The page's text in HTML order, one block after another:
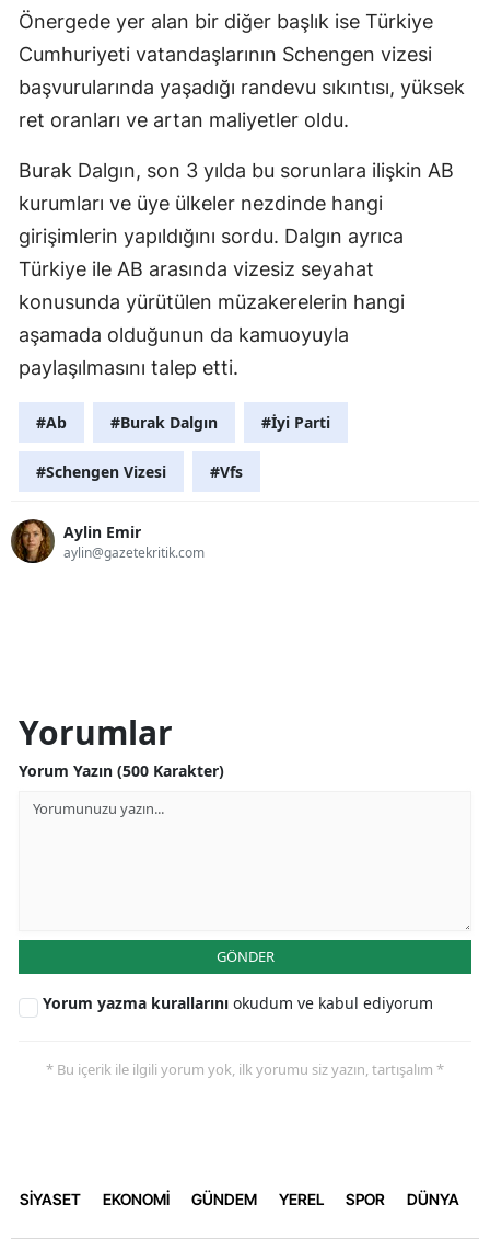
Önergede yer alan bir diğer başlık ise Türkiye
Cumhuriyeti vatandaşlarının Schengen vizesi
başvurularında yaşadığı randevu sıkıntısı, yüksek
ret oranları ve artan maliyetler oldu.
Burak Dalgın, son 3 yılda bu sorunlara ilişkin AB
kurumları ve üye ülkeler nezdinde hangi
girişimlerin yapıldığını sordu. Dalgın ayrıca
Türkiye ile AB arasında vizesiz seyahat
konusunda yürütülen müzakerelerin hangi
aşamada olduğunun da kamuoyuyla
paylaşılmasını talep etti.
#Ab #Burak Dalgın #İyi Parti
#Schengen Vizesi #Vfs
Aylin Emir
aylin@gazetekritik.com
Yorumlar
Yorum Yazın (500 Karakter)
GÖNDER
Yorum yazma kurallarını okudum ve kabul ediyorum
* Bu içerik ile ilgili yorum yok, ilk yorumu siz yazın, tartışalım *
SİYASET EKONOMİ GÜNDEM YEREL SPOR DÜNYA